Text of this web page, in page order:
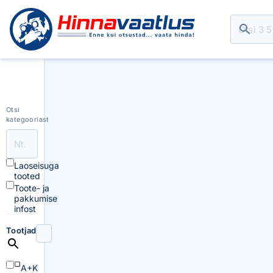
Otsi
kategooriast
Laoseisuga
tooted
Toote- ja
pakkumise
infost
Tootjad
A+K